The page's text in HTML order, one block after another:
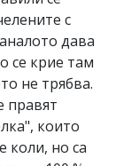
с
дава
се крие там
не трябва.
правят
които
коли, но са